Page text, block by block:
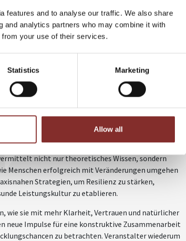
features and to analyse our traffic. We also share
and analytics partners who may combine it with
from your use of their services.
Statistics Marketing
Allow all
Erfolgsfaktoren moderner Teams
nachhaltiger Wirkung
aktuelle Herausforderungen an, die viele
verbinden Inspiration mit konkreten
UND VERANSTALTER
Erwartungen an die Unternehmenskultur
wächst das Bedürfnis nach Orientierung,
nicht nur theoretisches Wissen, sondern
Menschen erfolgreich mit Veränderungen umgehen
Strategien, um Resilienz zu stärken,
Leistungskultur zu etablieren.
wie sie mit mehr Klarheit, Vertrauen und natürlicher
neue Impulse für eine konstruktive Zusammenarbeit
zu betrachten. Veranstalter wiederum